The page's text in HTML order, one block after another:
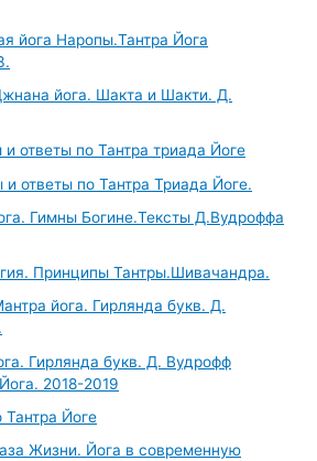
йога Наропы.Тантра Йога
йога. Шакта и Шакти. Д.
ответы по Тантра триада Йоге
ответы по Тантра Триада Йоге.
Гимны Богине.Тексты Д.Вудроффа
Принципы Тантры.Шивачандра.
йога. Гирлянда букв. Д.
Гирлянда букв. Д. Вудрофф
2018-2019
Тантра Йоге
Жизни. Йога в современную